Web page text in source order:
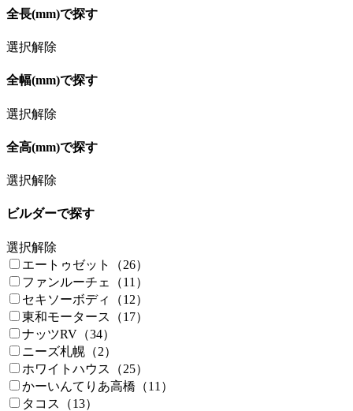
全長(mm)で探す
選択解除
全幅(mm)で探す
選択解除
全高(mm)で探す
選択解除
ビルダーで探す
選択解除
エートゥゼット（26）
ファンルーチェ（11）
セキソーボディ（12）
東和モータース（17）
ナッツRV（34）
ニーズ札幌（2）
ホワイトハウス（25）
かーいんてりあ高橋（11）
タコス（13）